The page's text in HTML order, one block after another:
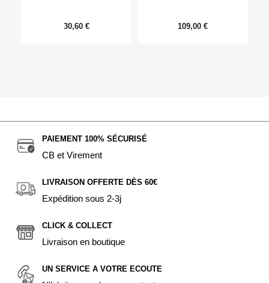
30,60 € 109,00 €
PAIEMENT 100% SÉCURISÉ
CB et Virement
LIVRAISON OFFERTE DÈS 60€
Expédition sous 2-3j
CLICK & COLLECT
Livraison en boutique
UN SERVICE A VOTRE ECOUTE